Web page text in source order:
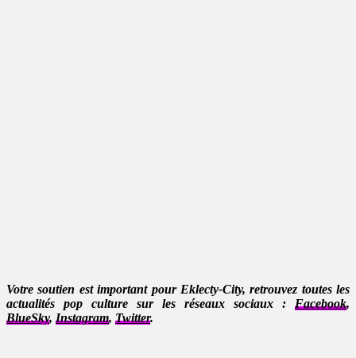
Votre soutien est important pour Eklecty-City, retrouvez toutes les
actualités pop culture sur les réseaux sociaux : Facebook,
BlueSky, Instagram, Twitter.